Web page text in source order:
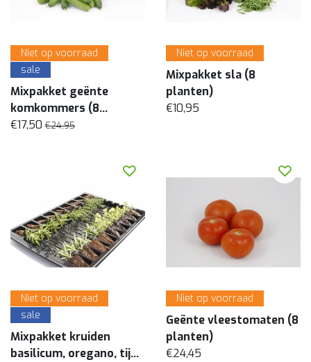
Niet op voorraad
sale
Mixpakket geënte
komkommers (8
planten)
€17,50 €24,95
Niet op voorraad
Mixpakket sla (8
planten)
€10,95
Niet op voorraad
sale
Mixpakket kruiden
basilicum, oregano, tijm
Niet op voorraad
Geënte vleestomaten (8
planten)
€24,45